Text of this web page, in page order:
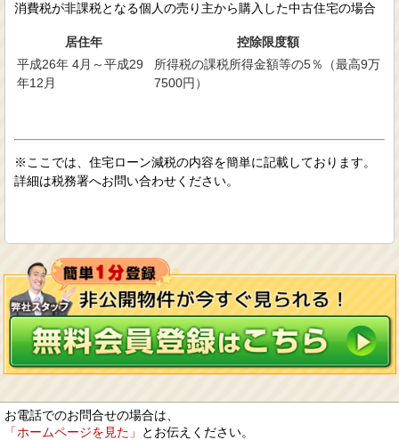
消費税が非課税となる個人の売り主から購入した中古住宅の場合
居住年
控除限度額
平成26年 4月～平成29
年12月
所得税の課税所得金額等の5％（最高9万
7500円）
※ここでは、住宅ローン減税の内容を簡単に記載しております。
詳細は税務署へお問い合わせください。
お電話でのお問合せの場合は、
「ホームページを見た」
とお伝えください。